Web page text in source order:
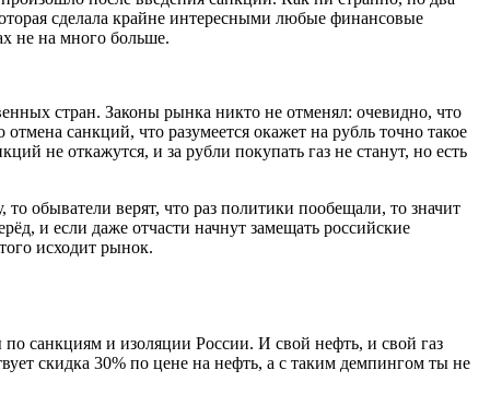
сделала крайне интересными любые финансовые
не на много больше.
стран. Законы рынка никто не отменял: очевидно, что
санкций, что разумеется окажет на рубль точно такое
не откажутся, и за рубли покупать газ не станут, но есть
обыватели верят, что раз политики пообещали, то значит
и если даже отчасти начнут замещать российские
исходит рынок.
санкциям и изоляции России. И свой нефть, и свой газ
скидка 30% по цене на нефть, а с таким демпингом ты не